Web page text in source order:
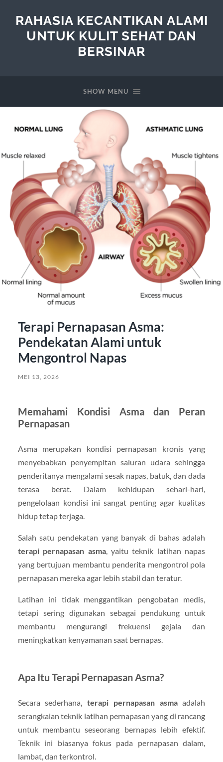
RAHASIA KECANTIKAN ALAMI
UNTUK KULIT SEHAT DAN
BERSINAR
SHOW MENU
Terapi Pernapasan Asma:
Pendekatan Alami untuk
Mengontrol Napas
MEI 13, 2026
Memahami Kondisi Asma dan Peran
Pernapasan
Asma merupakan kondisi pernapasan kronis yang
menyebabkan penyempitan saluran udara sehingga
penderitanya mengalami sesak napas, batuk, dan dada
terasa berat. Dalam kehidupan sehari-hari,
pengelolaan kondisi ini sangat penting agar kualitas
hidup tetap terjaga.
Salah satu pendekatan yang banyak di bahas adalah
terapi pernapasan asma, yaitu teknik latihan napas
yang bertujuan membantu penderita mengontrol pola
pernapasan mereka agar lebih stabil dan teratur.
Latihan ini tidak menggantikan pengobatan medis,
tetapi sering digunakan sebagai pendukung untuk
membantu mengurangi frekuensi gejala dan
meningkatkan kenyamanan saat bernapas.
Apa Itu Terapi Pernapasan Asma?
Secara sederhana,terapi pernapasan asmaadalah
serangkaian teknik latihan pernapasan yang di rancang
untuk membantu seseorang bernapas lebih efektif.
Teknik ini biasanya fokus pada pernapasan dalam,
lambat, dan terkontrol.